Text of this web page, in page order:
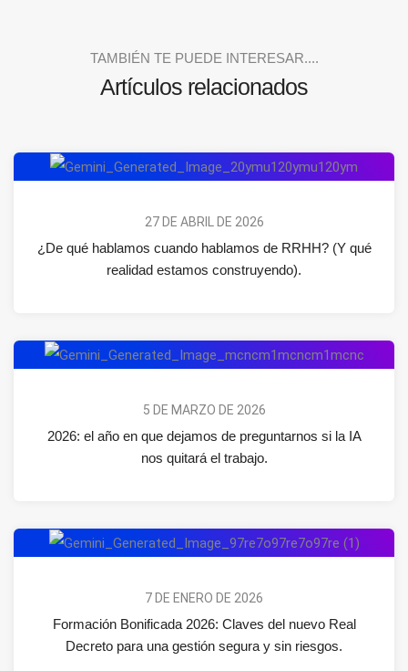
TAMBIÉN TE PUEDE INTERESAR....
Artículos relacionados
27 DE ABRIL DE 2026
¿De qué hablamos cuando hablamos de RRHH? (Y qué
realidad estamos construyendo).
5 DE MARZO DE 2026
2026: el año en que dejamos de preguntarnos si la IA
nos quitará el trabajo.
7 DE ENERO DE 2026
Formación Bonificada 2026: Claves del nuevo Real
Decreto para una gestión segura y sin riesgos.